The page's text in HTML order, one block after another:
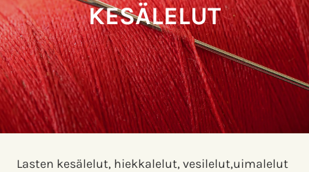
KESÄLELUT
Lasten kesälelut, hiekkalelut, vesilelut,uimalelut